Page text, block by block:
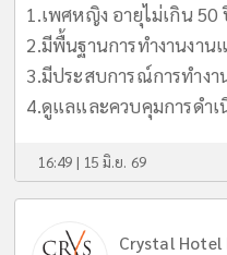
1.เพศหญิง อายุไม่เกิน 50
2.มีพื้นฐานการทำงานงา
3.มีประสบการณ์การทำง
4.ดูแลและควบคุมการดำเ
16:49 | 15 มิ.ย. 69
Crystal Hotel